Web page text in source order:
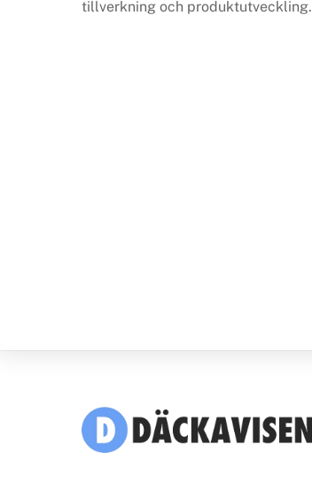
tillverkning och produktutveckling.